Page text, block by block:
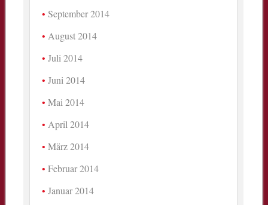
September 2014
August 2014
Juli 2014
Juni 2014
Mai 2014
April 2014
März 2014
Februar 2014
Januar 2014